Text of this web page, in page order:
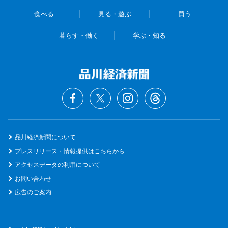
食べる 見る・遊ぶ 買う
暮らす・働く 学ぶ・知る
品川経済新聞について
プレスリリース・情報提供はこちらから
アクセスデータの利用について
お問い合わせ
広告のご案内